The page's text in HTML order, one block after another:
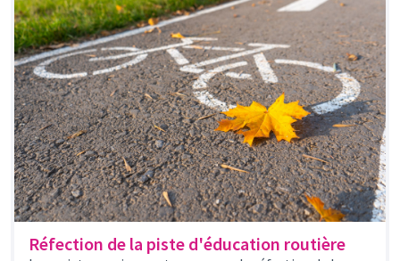
Réfection de la piste d'éducation routière